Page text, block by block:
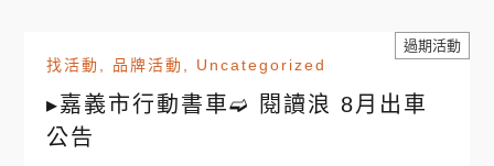
找活動, 品牌活動, Uncategorized
▸嘉義市行動書車➫ 閱讀浪 8月出車
公告
過期活動